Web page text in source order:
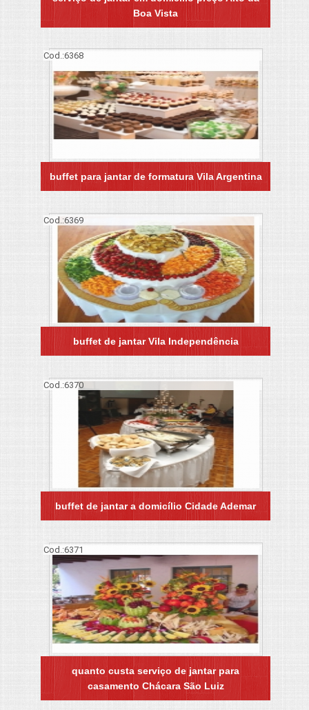
Boa Vista
Cod.:6368
buffet para jantar de formatura Vila Argentina
Cod.:6369
buffet de jantar Vila Independência
Cod.:6370
buffet de jantar a domicílio Cidade Ademar
Cod.:6371
quanto custa serviço de jantar para
casamento Chácara São Luiz